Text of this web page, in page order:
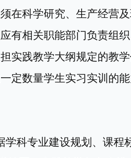
在科学研究、生产经营
应有相关职能部门负责组
实践教学大纲规定的教
定数量学生实习实训 的
学科专业建设规划、课程